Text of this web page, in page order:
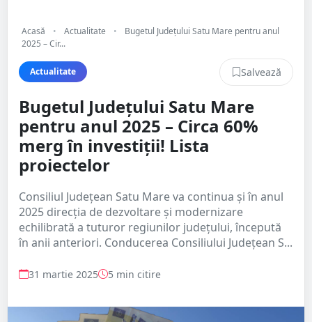
Acasă • Actualitate •
Bugetul Județului Satu Mare pentru anul
2025 – Cir...
Actualitate Salvează
Bugetul Județului Satu Mare
pentru anul 2025 – Circa 60%
merg în investiții! Lista
proiectelor
Consiliul Județean Satu Mare va continua și în anul
2025 direcția de dezvoltare și modernizare
echilibrată a tuturor regiunilor județului, începută
în anii anteriori. Conducerea Consiliului Județean S...
31 martie 2025 5 min citire